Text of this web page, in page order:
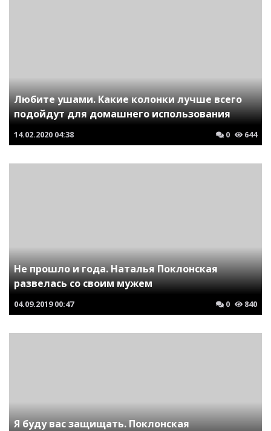
Любите ушами. Какие колонки лучше всего
подойдут для домашнего использования
14.02.2020 04:38 0 644
Не прошло и года. Наталья Поклонская
развелась со своим мужем
04.09.2019 00:47 0 840
Я буду вас защищать. Поклонская